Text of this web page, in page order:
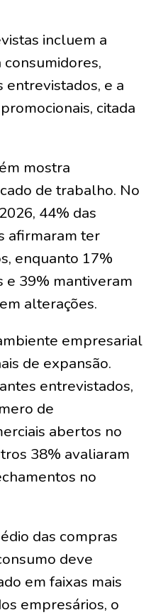
incluem a
e a
citada
mostra
de trabalho. No
44% das
afirmaram ter
enquanto 17%
e 39% mantiveram
alterações.
empresarial
de expansão.
entrevistados,
de
abertos no
38% avaliaram
no
das compras
deve
em faixas mais
empresários, o